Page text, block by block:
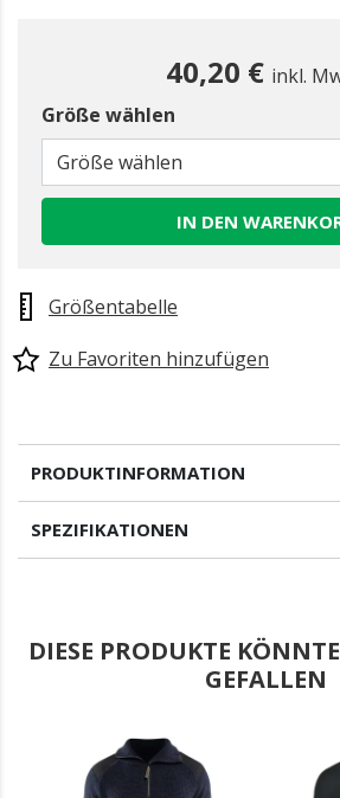
40,20 € inkl.
Größe wählen
Größe wählen
IN DEN
Größentabelle
Zu Favoriten hinzufügen
PRODUKTINFORMATION
SPEZIFIKATIONEN
DIESE PRODUKTE
GEFALLEN